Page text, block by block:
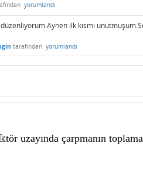
yorumlandı
ilk kısmı
tarafından yorumlandı
uzayında çarpmanın